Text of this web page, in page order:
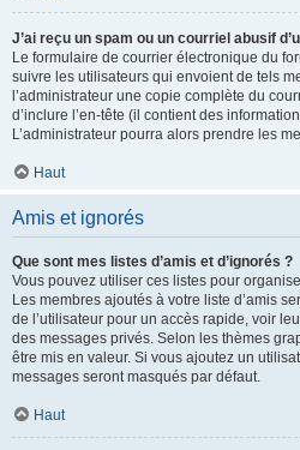
J’ai reçu un spam ou un courriel abusif
Le formulaire de courrier électronique du
suivre les utilisateurs qui envoient de tels
l’administrateur une copie complète du
d’inclure l’en-tête (il contient des
L’administrateur pourra alors prendre les
Haut
Amis et ignorés
Que sont mes listes d’amis et d’ignorés ?
Vous pouvez utiliser ces listes pour
Les membres ajoutés à votre liste d’amis
de l’utilisateur pour un accès rapide, voir
des messages privés. Selon les thèmes
être mis en valeur. Si vous ajoutez un
messages seront masqués par défaut.
Haut